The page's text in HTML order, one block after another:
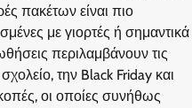
πακέτων είναι πιο
με γιορτές ή σημαντικά
περιλαμβάνουν τις
την Black Friday και
οι οποίες συνήθως